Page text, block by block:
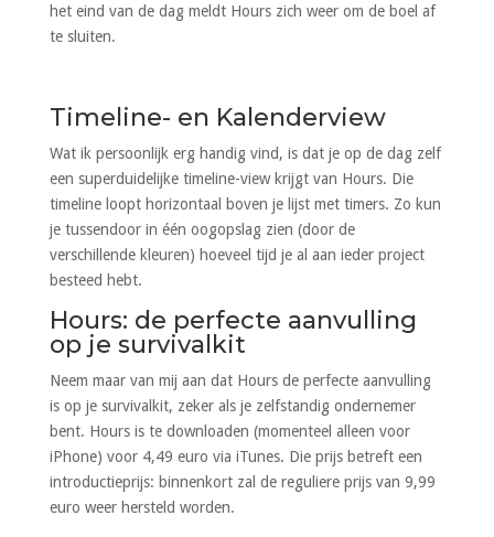
het eind van de dag meldt Hours zich weer om de boel af
te sluiten.
Timeline- en Kalenderview
Wat ik persoonlijk erg handig vind, is dat je op de dag zelf
een superduidelijke timeline-view krijgt van Hours. Die
timeline loopt horizontaal boven je lijst met timers. Zo kun
je tussendoor in één oogopslag zien (door de
verschillende kleuren) hoeveel tijd je al aan ieder project
besteed hebt.
Hours: de perfecte aanvulling
op je survivalkit
Neem maar van mij aan dat Hours de perfecte aanvulling
is op je survivalkit, zeker als je zelfstandig ondernemer
bent. Hours is te downloaden (momenteel alleen voor
iPhone) voor 4,49 euro via iTunes. Die prijs betreft een
introductieprijs: binnenkort zal de reguliere prijs van 9,99
euro weer hersteld worden.